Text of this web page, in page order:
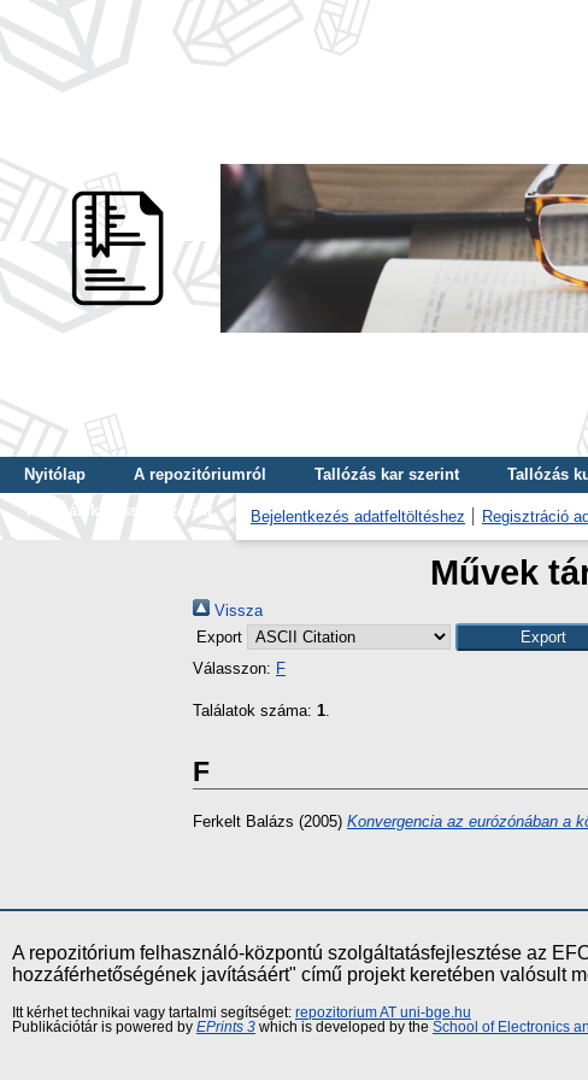
Nyitólap A repozitóriumról Tallózás kar szerint Tallózás
Tallózás kulcsszó szerint
Bejelentkezés adatfeltöltéshez Regisztráció
Művek
Vissza
Export
Válasszon: F
Találatok száma: 1.
F
Ferkelt Balázs (2005) Konvergencia az eurózónában a
A repozitórium felhasználó-központú szolgáltatásfejlesztése az
hozzáférhetőségének javításáért" című projekt keretében valósult
Itt kérhet technikai vagy tartalmi segítséget: repozitorium AT uni-bge.hu
Publikációtár is powered by EPrints 3 which is developed by the School of Electronics